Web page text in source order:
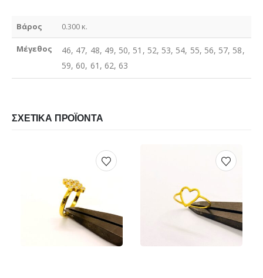
Βάρος 0.300 κ.
Μέγεθος
46, 47, 48, 49, 50, 51, 52, 53, 54, 55, 56, 57, 58,
59, 60, 61, 62, 63
ΣΧΕΤΙΚΆ ΠΡΟΪΌΝΤΑ
Αυτό το προϊόν έχει πολλαπλές παραλλαγές. Οι επιλογές μπορούν να επιλεγούν στη σελίδα του προϊόντος
890.00
ΕΠΙΛΟΓΉ
Αυτό το προϊόν έχει πολλαπλές παραλλαγές. Οι επιλογές μπορούν να επιλεγούν στη σελίδα του προϊόντος
ΠΡΟΕΠΙΣΚΌΠΗΣΗ
180.00
ΕΠΙΛΟΓΉ
Αυτό το προϊόν έχει πολλαπλές παραλλαγές. Οι επιλογές μπορούν να επιλεγούν στη σελίδα του προϊόντος